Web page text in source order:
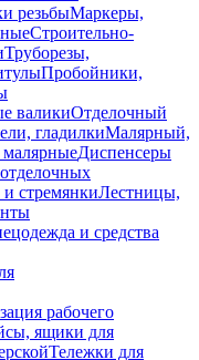
резьбыМаркеры,
Строительно-
Труборезы,
Пробойники,
валикиОтделочный
гладилкиМалярный,
Диспенсеры
стремянкиЛестницы,
и средства
рабочего
ящики для
Тележки для